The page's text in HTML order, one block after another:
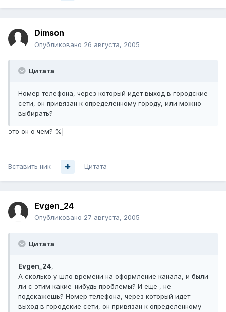
Dimson
Опубликовано 26 августа, 2005
Цитата
Номер телефона, через который идет выход в городские
сети, он привязан к определенному городу, или можно
выбирать?
это он о чем? %|
Вставить ник Цитата
Evgen_24
Опубликовано 27 августа, 2005
Цитата
Evgen_24,
А сколько у шло времени на оформление канала, и были
ли с этим какие-нибудь проблемы? И еще , не
подскажешь? Номер телефона, через который идет
выход в городские сети, он привязан к определенному